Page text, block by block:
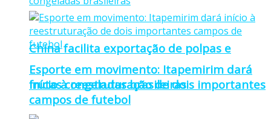
China facilita exportação de polpas e
frutas congeladas brasileiras
Esporte em movimento: Itapemirim dará
início à reestruturação de dois importantes
campos de futebol